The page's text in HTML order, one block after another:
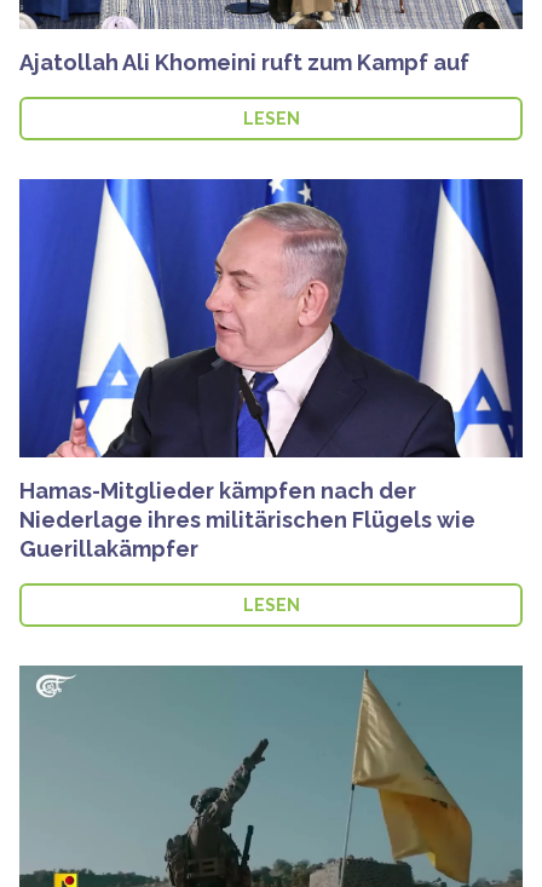
Ajatollah Ali Khomeini ruft zum Kampf auf
LESEN
Hamas-Mitglieder kämpfen nach der
Niederlage ihres militärischen Flügels wie
Guerillakämpfer
LESEN